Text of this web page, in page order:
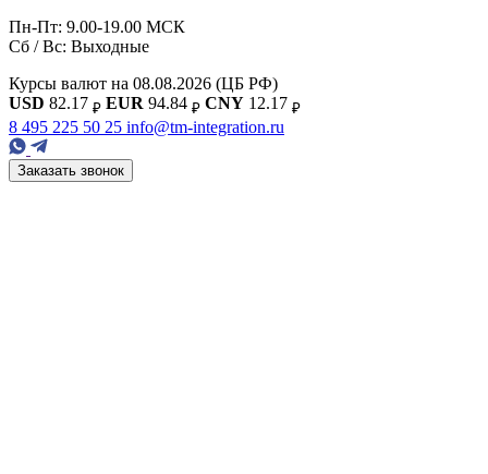
Пн-Пт: 9.00-19.00 МСК
Сб / Вс: Выходные
Курсы валют на 08.08.2026 (ЦБ РФ)
USD 82.17 ₽ EUR 94.84 ₽ CNY 12.17 ₽
8 495 225 50 25 info@tm-integration.ru
Заказать звонок